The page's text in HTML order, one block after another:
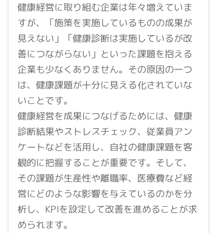
健康経営に取り組む企業は年々増えていま
すが、「施策を実施しているものの成果が
見えない」「健康診断は実施しているが改
善につながらない」といった課題を抱える
企業も少なくありません。その原因の一つ
は、健康課題が十分に見える化されていな
いことです。
健康経営を成果につなげるためには、健康
診断結果やストレスチェック、従業員アン
ケートなどを活用し、自社の健康課題を客
観的に把握することが重要です。そして、
その課題が生産性や離職率、医療費など経
営にどのような影響を与えているのかを分
析し、KPIを設定して改善を進めることが求
められます。